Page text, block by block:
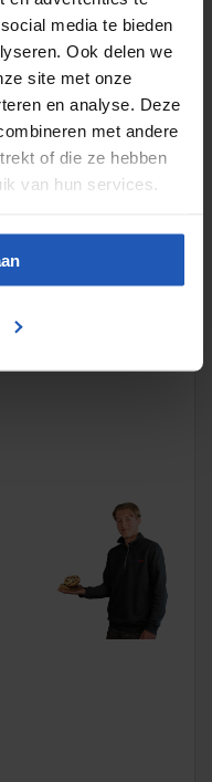
media te bieden
Ook delen we
site met onze
en analyse. Deze
met andere
of die ze hebben
van hun services.